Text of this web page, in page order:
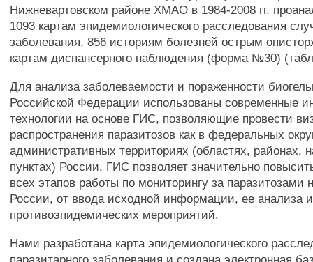
Нижневартовском районе ХМАО в 1984-2008 гг.
1093 картам эпидемиологического расследования
заболевания, 856 историям болезней острым
картам диспансерного наблюдения (форма №30)
Для анализа заболеваемости и пораженности
Российской Федерации использованы современные
технологии на основе ГИС, позволяющие провести
распространения паразитозов как в федеральных
административных территориях (областях, районах,
пунктах) России. ГИС позволяет значительно
всех этапов работы по мониторингу за паразитозами
России, от ввода исходной информации, ее анализа
противоэпидемических мероприятий.
Нами разработана карта эпидемиологического
паразитарного заболевания и создана электронная